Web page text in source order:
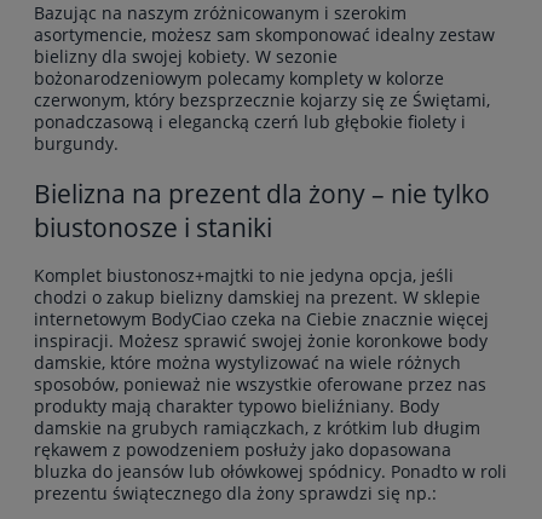
Bazując na naszym zróżnicowanym i szerokim
asortymencie, możesz sam skomponować idealny zestaw
bielizny dla swojej kobiety. W sezonie
bożonarodzeniowym polecamy komplety w kolorze
czerwonym, który bezsprzecznie kojarzy się ze Świętami,
ponadczasową i elegancką czerń lub głębokie fiolety i
burgundy.
Bielizna na prezent dla żony – nie tylko
biustonosze i staniki
Komplet biustonosz+majtki to nie jedyna opcja, jeśli
chodzi o zakup bielizny damskiej na prezent. W sklepie
internetowym BodyCiao czeka na Ciebie znacznie więcej
inspiracji. Możesz sprawić swojej żonie koronkowe body
damskie, które można wystylizować na wiele różnych
sposobów, ponieważ nie wszystkie oferowane przez nas
produkty mają charakter typowo bieliźniany. Body
damskie na grubych ramiączkach, z krótkim lub długim
rękawem z powodzeniem posłuży jako dopasowana
bluzka do jeansów lub ołówkowej spódnicy. Ponadto w roli
prezentu świątecznego dla żony sprawdzi się np.: